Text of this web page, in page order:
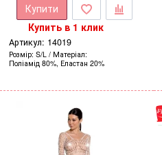
Купити
Купить в 1 клик
Артикул: 14019
Розмір S/L
Матеріал
Поліамід 80%, Еластан 20%